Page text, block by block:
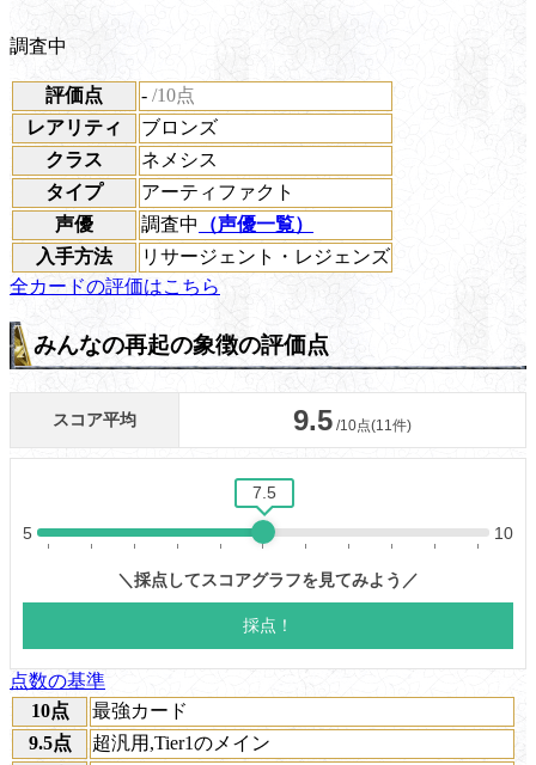
調査中
評価点 - /10点
レアリティ
ブロンズ
クラス
ネメシス
タイプ
アーティファクト
声優
調査中
（声優一覧）
入手方法
リサージェント・レジェンズ
全カードの評価はこちら
みんなの再起の象徴の評価点
点数の基準
10点
最強カード
9.5点
超汎用,Tier1のメイン